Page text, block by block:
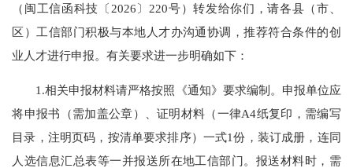
（闽工信函科技〔2026〕220号）转发给你们，请各县（市、
区）工信部门积极与本地人才办沟通协调，推荐符合条件的创
业人才进行申报。有关要求进一步明确如下：
1.相关申报材料请严格按照《通知》要求编制。申报单位应
将申报书（需加盖公章）、证明材料（一律A4纸复印，需编写
目录，注明页码，按清单要求排序）一式1份，装订成册，连同
人选信息汇总表等一并报送所在地工信部门。报送材料时，需